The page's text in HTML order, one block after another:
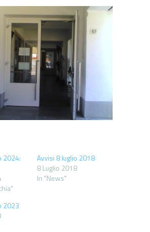
2024:
Avvisi 8 luglio 2018
8 Luglio 2018
In "News"
2023